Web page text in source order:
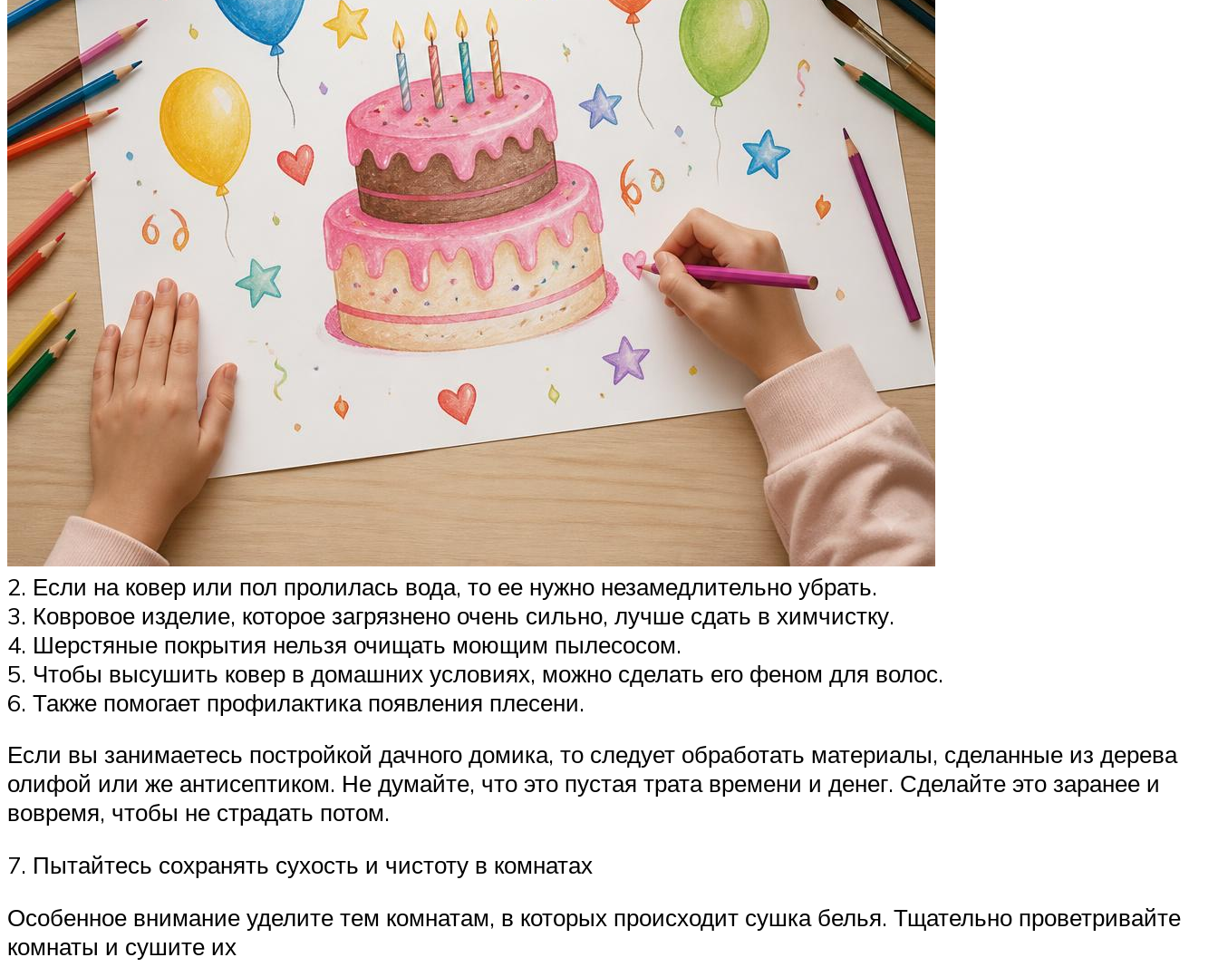
2. Если на ковер или пол пролилась вода, то ее нужно незамедлительно убрать.
3. Ковровое изделие, которое загрязнено очень сильно, лучше сдать в химчистку.
4. Шерстяные покрытия нельзя очищать моющим пылесосом.
5. Чтобы высушить ковер в домашних условиях, можно сделать его феном для волос.
6. Также помогает профилактика появления плесени.
Если вы занимаетесь постройкой дачного домика, то следует обработать материалы, сделанные из дерева
олифой или же антисептиком. Не думайте, что это пустая трата времени и денег. Сделайте это заранее и
вовремя, чтобы не страдать потом.
7. Пытайтесь сохранять сухость и чистоту в комнатах
Особенное внимание уделите тем комнатам, в которых происходит сушка белья. Тщательно проветривайте
комнаты и сушите их